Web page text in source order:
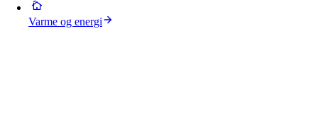
Varme og energi